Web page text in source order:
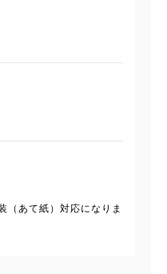
（あて紙）対応になりま